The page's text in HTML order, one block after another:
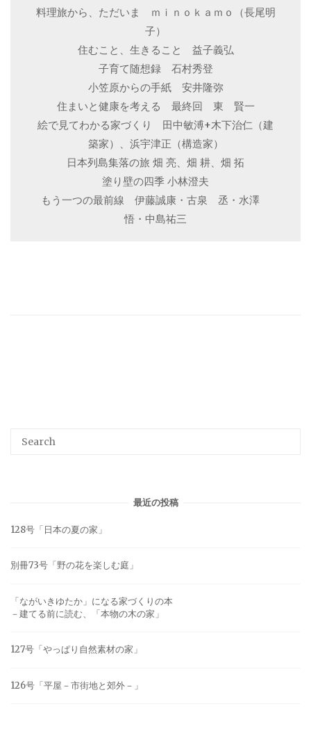
料理旅から、ただいま ｍｉｎｏｋａｍｏ（長尾明
子）
住むこと、生きること 益子義弘
子育て随想録 石村秀登
小笠原からの手紙 安井隆弥
住まいと健康を考える 最終回 東 賢一
絵で見てわかる家づくり 田中敏溥+木下治仁（建
築家）、浜宇津正（構造家）
日本列島集落の旅 畑 亮、畑 耕、畑 拓
塗り壁の四季 小林澄夫
もう一つの最前線 伊藤誠康・古泉 丞・水澤
悟・中島祐三
最近の投稿
128号「日本の夏の家」
別冊73号「野の花を楽しむ庭」
「ながいきゆたか」になる家づくりの本
－建てる前に読む、「本物の木の家」
127号「やっぱり自然素材の家」
126号「平屋－市街地と郊外－」